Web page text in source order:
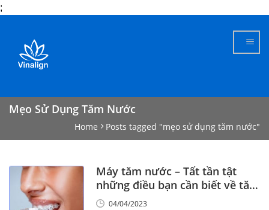
;
content
Mẹo Sử Dụng Tăm Nước
Home Posts tagged "mẹo sử dụng tăm nước"
Máy tăm nước – Tất tần tật
những điều bạn cần biết về tăm
nước04/04/2023